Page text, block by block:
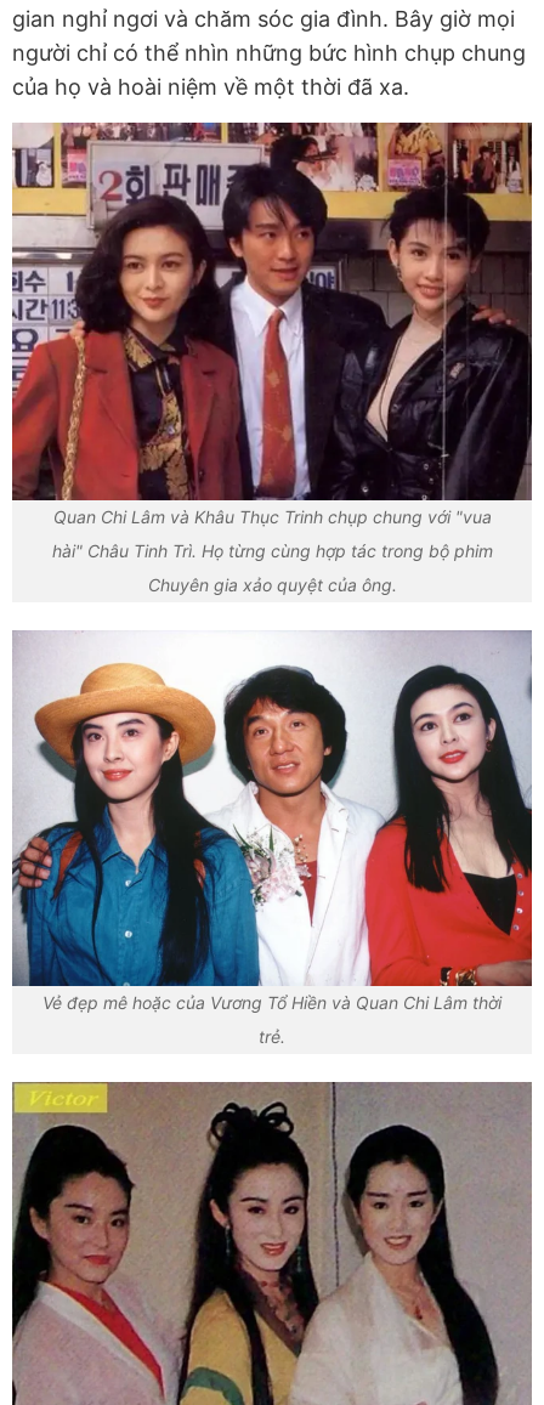
gian nghỉ ngơi và chăm sóc gia đình. Bây giờ mọi
người chỉ có thể nhìn những bức hình chụp chung
của họ và hoài niệm về một thời đã xa.
Quan Chi Lâm và Khâu Thục Trinh chụp chung với "vua
hài" Châu Tinh Trì. Họ từng cùng hợp tác trong bộ phim
Chuyên gia xảo quyệt của ông.
Vẻ đẹp mê hoặc của Vương Tổ Hiền và Quan Chi Lâm thời
trẻ.